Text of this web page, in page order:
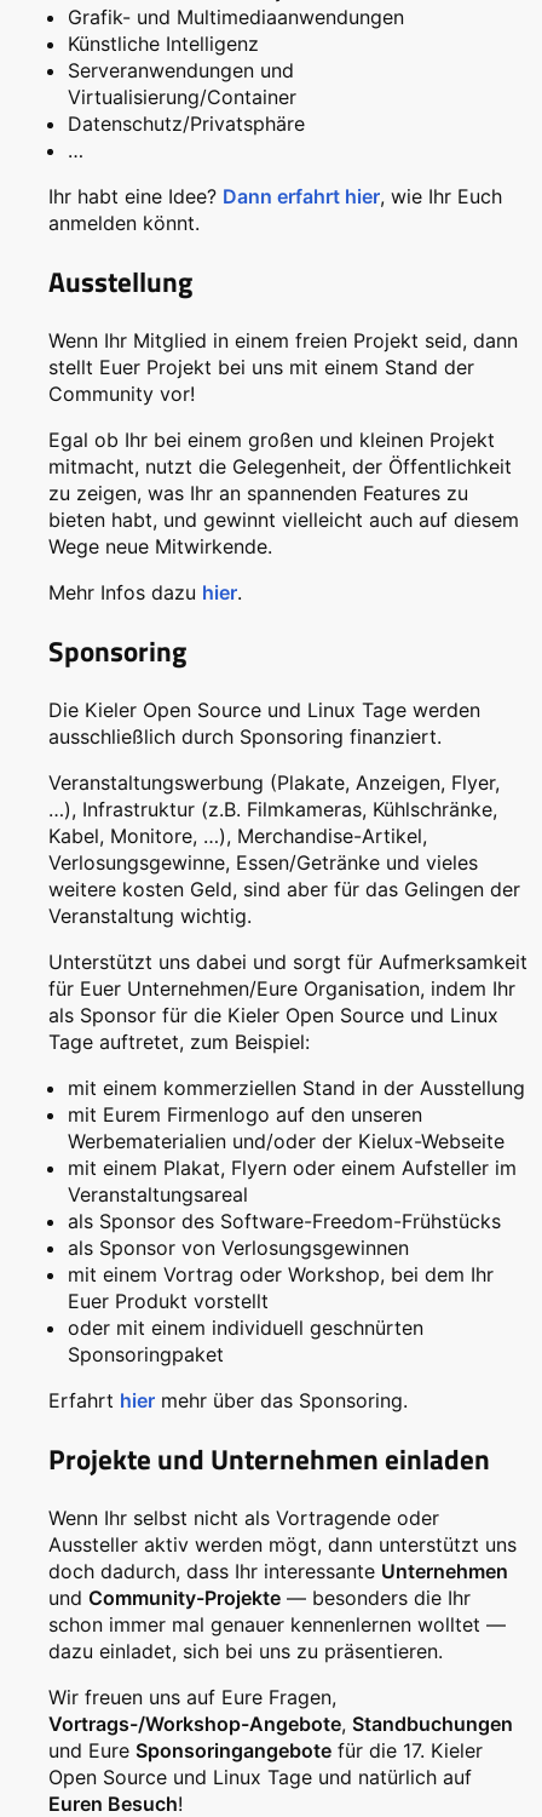
Grafik- und Multimediaanwendungen
Künstliche Intelligenz
Serveranwendungen und
Virtualisierung/Container
Datenschutz/Privatsphäre
…
Ihr habt eine Idee? Dann erfahrt hier, wie Ihr Euch
anmelden könnt.
Ausstellung
Wenn Ihr Mitglied in einem freien Projekt seid, dann
stellt Euer Projekt bei uns mit einem Stand der
Community vor!
Egal ob Ihr bei einem großen und kleinen Projekt
mitmacht, nutzt die Gelegenheit, der Öffentlichkeit
zu zeigen, was Ihr an spannenden Features zu
bieten habt, und gewinnt vielleicht auch auf diesem
Wege neue Mitwirkende.
Mehr Infos dazu hier.
Sponsoring
Die Kieler Open Source und Linux Tage werden
ausschließlich durch Sponsoring finanziert.
Veranstaltungswerbung (Plakate, Anzeigen, Flyer,
…), Infrastruktur (z.B. Filmkameras, Kühlschränke,
Kabel, Monitore, …), Merchandise-Artikel,
Verlosungsgewinne, Essen/Getränke und vieles
weitere kosten Geld, sind aber für das Gelingen der
Veranstaltung wichtig.
Unterstützt uns dabei und sorgt für Aufmerksamkeit
für Euer Unternehmen/Eure Organisation, indem Ihr
als Sponsor für die Kieler Open Source und Linux
Tage auftretet, zum Beispiel:
mit einem kommerziellen Stand in der Ausstellung
mit Eurem Firmenlogo auf den unseren
Werbematerialien und/oder der Kielux-Webseite
mit einem Plakat, Flyern oder einem Aufsteller im
Veranstaltungsareal
als Sponsor des Software-Freedom-Frühstücks
als Sponsor von Verlosungsgewinnen
mit einem Vortrag oder Workshop, bei dem Ihr
Euer Produkt vorstellt
oder mit einem individuell geschnürten
Sponsoringpaket
Erfahrt hier mehr über das Sponsoring.
Projekte und Unternehmen einladen
Wenn Ihr selbst nicht als Vortragende oder
Aussteller aktiv werden mögt, dann unterstützt uns
doch dadurch, dass Ihr interessante Unternehmen
und Community-Projekte — besonders die Ihr
schon immer mal genauer kennenlernen wolltet —
dazu einladet, sich bei uns zu präsentieren.
Wir freuen uns auf Eure Fragen,
Vortrags-/Workshop-Angebote, Standbuchungen
und Eure Sponsoringangebote für die 17. Kieler
Open Source und Linux Tage und natürlich auf
Euren Besuch!